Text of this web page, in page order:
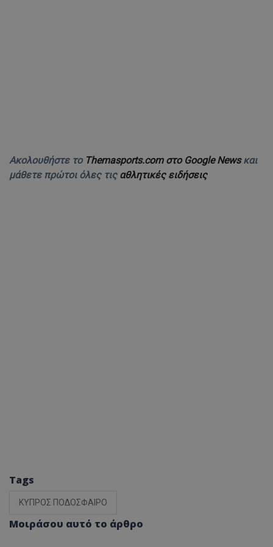
Ακολουθήστε το Themasports.com στο Google Newsκαι
μάθετε πρώτοι όλες τις αθλητικές ειδήσεις
Tags
ΚΥΠΡΟΣ ΠΟΔΟΣΦΑΙΡΟ
Μοιράσου αυτό το άρθρο